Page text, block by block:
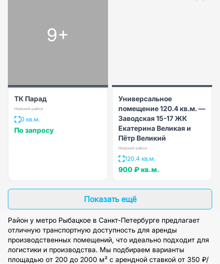
9+
ТК Парад
Невский район
0 кв.м.
По запросу
Универсальное
помещение 120.4 кв.м. —
Заводская 15-17 ЖК
Екатерина Великая и
Пётр Великий
Невский район
120.4 кв.м.
900 ₽ кв.м.
Показать ещё
Район у метро Рыбацкое в Санкт-Петербурге предлагает
отличную транспортную доступность для аренды
производственных помещений, что идеально подходит для
логистики и производства. Мы подбираем варианты
площадью от 200 до 2000 м² с арендной ставкой от 350 ₽/